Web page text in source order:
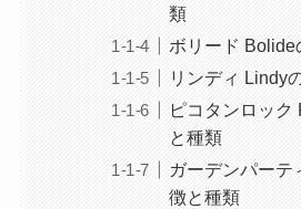
類
ボリード Bolide
リンディ Lindy
ピコタンロッ
と種類
ガーデンパーテ
徴と種類